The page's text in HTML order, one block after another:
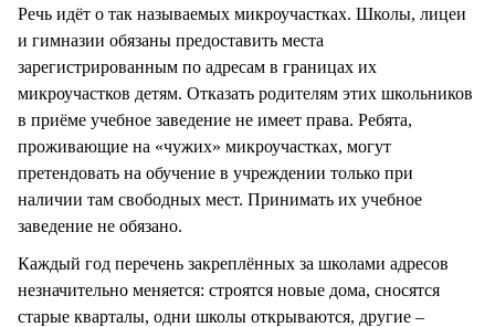
Речь идёт о так называемых микроучастках. Школы, лицеи
и гимназии обязаны предоставить места
зарегистрированным по адресам в границах их
микроучастков детям. Отказать родителям этих школьников
в приёме учебное заведение не имеет права. Ребята,
проживающие на «чужих» микроучастках, могут
претендовать на обучение в учреждении только при
наличии там свободных мест. Принимать их учебное
заведение не обязано.
Каждый год перечень закреплённых за школами адресов
незначительно меняется: строятся новые дома, сносятся
старые кварталы, одни школы открываются, другие –